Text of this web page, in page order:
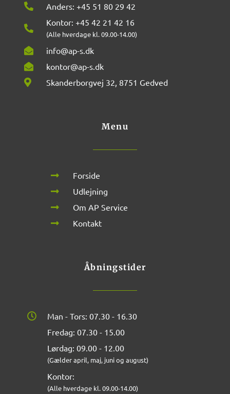
Anders: +45 51 80 29 42
Kontor: +45 42 21 42 16
(Alle hverdage kl. 09.00-14.00)
info@ap-s.dk
kontor@ap-s.dk
Skanderborgvej 32, 8751 Gedved
Menu
Forside
Udlejning
Om AP Service
Kontakt
Åbningstider
Man - Tors: 07.30 - 16.30
Fredag: 07.30 - 15.00
Lørdag: 09.00 - 12.00
(Gælder april, maj, juni og august)
Kontor:
(Alle hverdage kl. 09.00-14.00)